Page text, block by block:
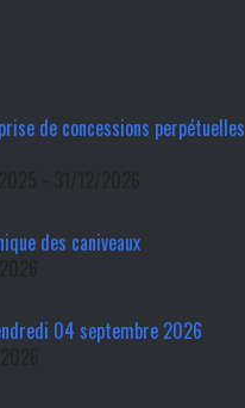
de concessions perpétuelles
des caniveaux
04 septembre 2026